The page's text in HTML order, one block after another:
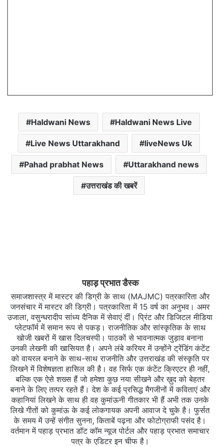
Haldwani News Haldwani News Live
Live News Uttarakhand liveNews Uk
Pahad prabhat News Uttarakhand news
उत्तराखंड की खबरें
पहाड़ प्रभात डैस्क
समाजशास्त्र में मास्टर की डिग्री के साथ (MAJMC) पत्रकारिता और
जनसंचार में मास्टर की डिग्री। पत्रकारिता में 15 वर्ष का अनुभव। अमर
उजाला, वसुन्धरादीप सांध्य दैनिक में सेवाएं दीं। प्रिंट और डिजिटल मीडिया
प्लेटफॉर्म में समान रूप से पकड़। राजनीतिक और सांस्कृतिक के साथ
खोजी खबरों में खास दिलचस्‍पी। पाठकों से भावनात्मक जुड़ाव बनाना
उनकी लेखनी की खासियत है। अपने लंबे करियर में उन्होंने ट्रेंडिंग कंटेंट
को वायरल बनाने के साथ-साथ राजनीति और उत्तराखंड की संस्कृति पर
लिखने में विशेषज्ञता हासिल की है। वह सिर्फ एक कंटेंट क्रिएटर ही नहीं,
बल्कि एक ऐसे शख्स हैं जो हमेशा कुछ नया सीखने और ख़ुद को बेहतर
बनाने के लिए तत्पर रहते हैं। देश के कई प्रसिद्ध मैगजीनों में कविताएं और
कहानियां लिखने के साथ ही वह कुमांऊनी गीतकार भी हैं अभी तक उनके
लिखे गीतों को कुमांऊ के कई लोकगायक अपनी आवाज दे चुके है। फुर्सत
के समय में उन्हें संगीत सुनना, किताबें पढ़ना और फोटोग्राफी पसंद है।
वर्तमान में पहाड़ प्रभात डॉट कॉम न्यूज पोर्टल और पहाड़ प्रभात समाचार
पत्र के एडिटर इन चीफ है।